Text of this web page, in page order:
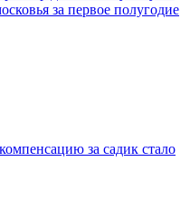
за первое полугодие
за садик стало